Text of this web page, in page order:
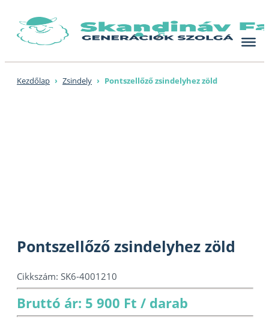
content
Kezdőlap › Zsindely › Pontszellőző zsindelyhez zöld
Pontszellőző zsindelyhez zöld
Cikkszám: SK6-4001210
Bruttó ár: 5 900 Ft / darab